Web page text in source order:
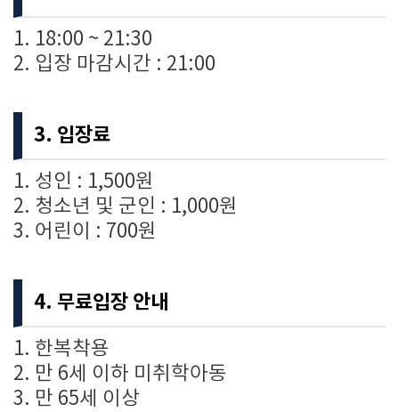
1. 18:00 ~ 21:30
2. 입장 마감시간 : 21:00
3. 입장료
1. 성인 : 1,500원
2. 청소년 및 군인 : 1,000원
3. 어린이 : 700원
4. 무료입장 안내
1. 한복착용
2. 만 6세 이하 미취학아동
3. 만 65세 이상